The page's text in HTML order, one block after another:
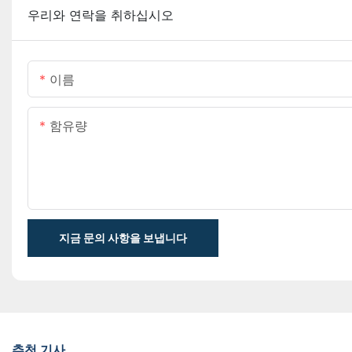
우리와 연락을 취하십시오
이름
함유량
지금 문의 사항을 보냅니다